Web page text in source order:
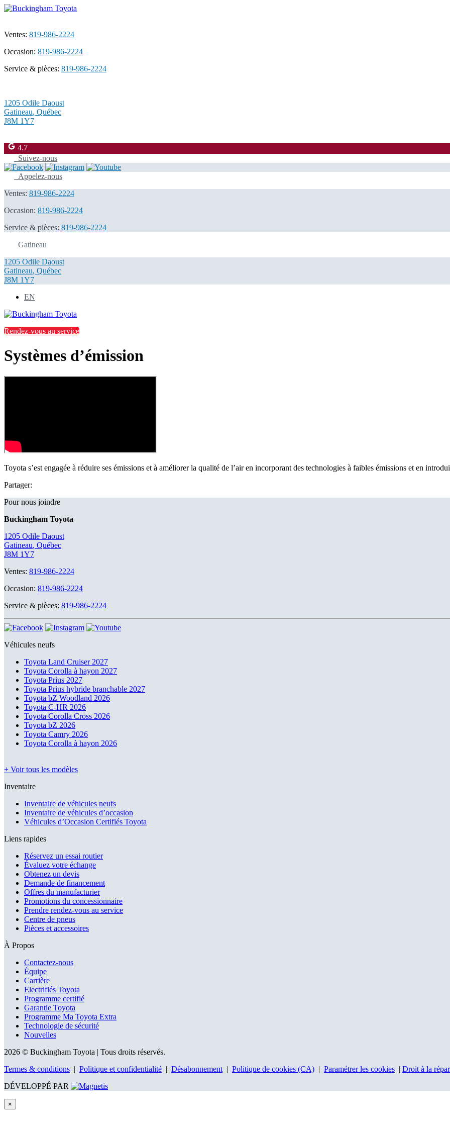
Ventes: 819-986-2224
Occasion: 819-986-2224
Service & pièces: 819-986-2224
1205 Odile Daoust
Gatineau, Québec
J8M 1Y7
4.7
Suivez-nous
Appelez-nous
Ventes: 819-986-2224
Occasion: 819-986-2224
Service & pièces: 819-986-2224
Gatineau
1205 Odile Daoust
Gatineau, Québec
J8M 1Y7
EN
Rendez-vous au service
Systèmes d’émission
Toyota s’est engagée à réduire ses émissions et à améliorer la qualité de l’air en incorporant des technologies à faibles émissions et en
Partager:
Pour nous joindre
Buckingham Toyota
1205 Odile Daoust
Gatineau, Québec
J8M 1Y7
Ventes: 819-986-2224
Occasion: 819-986-2224
Service & pièces: 819-986-2224
Véhicules neufs
Toyota Land Cruiser 2027
Toyota Corolla à hayon 2027
Toyota Prius 2027
Toyota Prius hybride branchable 2027
Toyota bZ Woodland 2026
Toyota C-HR 2026
Toyota Corolla Cross 2026
Toyota bZ 2026
Toyota Camry 2026
Toyota Corolla à hayon 2026
+ Voir tous les modèles
Inventaire
Inventaire de véhicules neufs
Inventaire de véhicules d’occasion
Véhicules d’Occasion Certifiés Toyota
Liens rapides
Réservez un essai routier
Évaluez votre échange
Obtenez un devis
Demande de financement
Offres du manufacturier
Promotions du concessionnaire
Prendre rendez-vous au service
Centre de pneus
Pièces et accessoires
À Propos
Contactez-nous
Équipe
Carrière
Electrifiés Toyota
Programme certifié
Garantie Toyota
Programme Ma Toyota Extra
Technologie de sécurité
Nouvelles
2026 © Buckingham Toyota | Tous droits réservés.
Termes & conditions | Politique et confidentialité | Désabonnement | Politique de cookies (CA) | Paramétrer les cookies | Droit à la
DÉVELOPPÉ PAR
×